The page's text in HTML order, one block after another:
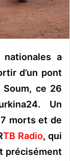
a
d’un pont
Soum, ce 26
Un
morts et de
TB Radio, qui
précisément